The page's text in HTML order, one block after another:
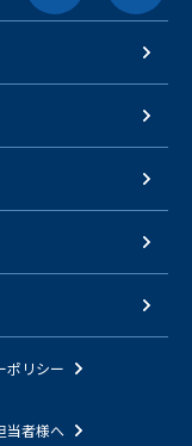
ポリシー
当者様へ